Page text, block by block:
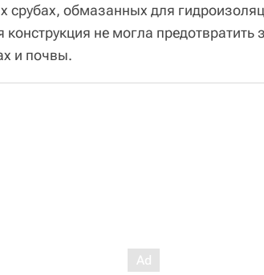
срубах, обмазанных для
конструкция не могла предотвратить
и почвы.